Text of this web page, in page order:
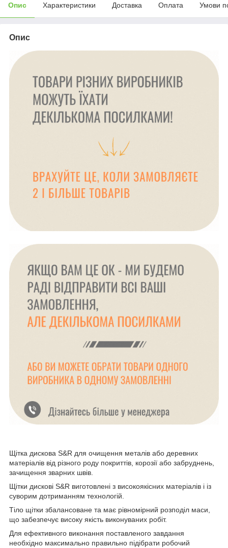
Опис Характеристики Доставка Оплата Умови
Опис
Щітка дискова S&R для очищення металів або деревних
матеріалів від різного роду покриттів, корозії або забруднень,
зачищення зварних швів.
Щітки дискові S&R виготовлені з високоякісних матеріалів і із
суворим дотриманням технологій.
Тіло щітки збалансоване та має рівномірний розподіл маси,
що забезпечує високу якість виконуваних робіт.
Для ефективного виконання поставленого завдання
необхідно максимально правильно підібрати робочий